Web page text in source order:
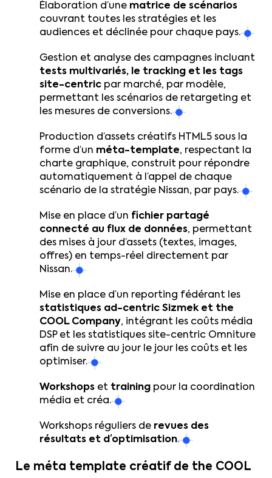
Élaboration d’une matrice de scénarios
couvrant toutes les stratégies et les
audiences et déclinée pour chaque pays.
Gestion et analyse des campagnes incluant
tests multivariés, le tracking et les tags
site-centric par marché, par modèle,
permettant les scénarios de retargeting et
les mesures de conversions.
Production d’assets créatifs HTML5 sous la
forme d’un méta-template, respectant la
charte graphique, construit pour répondre
automatiquement à l’appel de chaque
scénario de la stratégie Nissan, par pays.
Mise en place d’un fichier partagé
connecté au flux de données, permettant
des mises à jour d’assets (textes, images,
offres) en temps-réel directement par
Nissan.
Mise en place d’un reporting fédérant les
statistiques ad-centric Sizmek et the
COOL Company, intégrant les coûts média
DSP et les statistiques site-centric Omniture
afin de suivre au jour le jour les coûts et les
optimiser.
Workshops et training pour la coordination
média et créa.
Workshops réguliers de revues des
résultats et d’optimisation.
Le méta template créatif de the COOL